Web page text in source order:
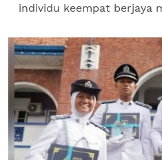
individu keempat berjaya
sekali lagi mencipta...